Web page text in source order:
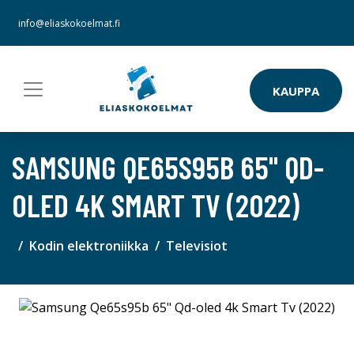
info@eliaskokoelmat.fi
KAUPPA
SAMSUNG QE65S95B 65" QD-
OLED 4K SMART TV (2022)
Kodin elektroniikka Televisiot